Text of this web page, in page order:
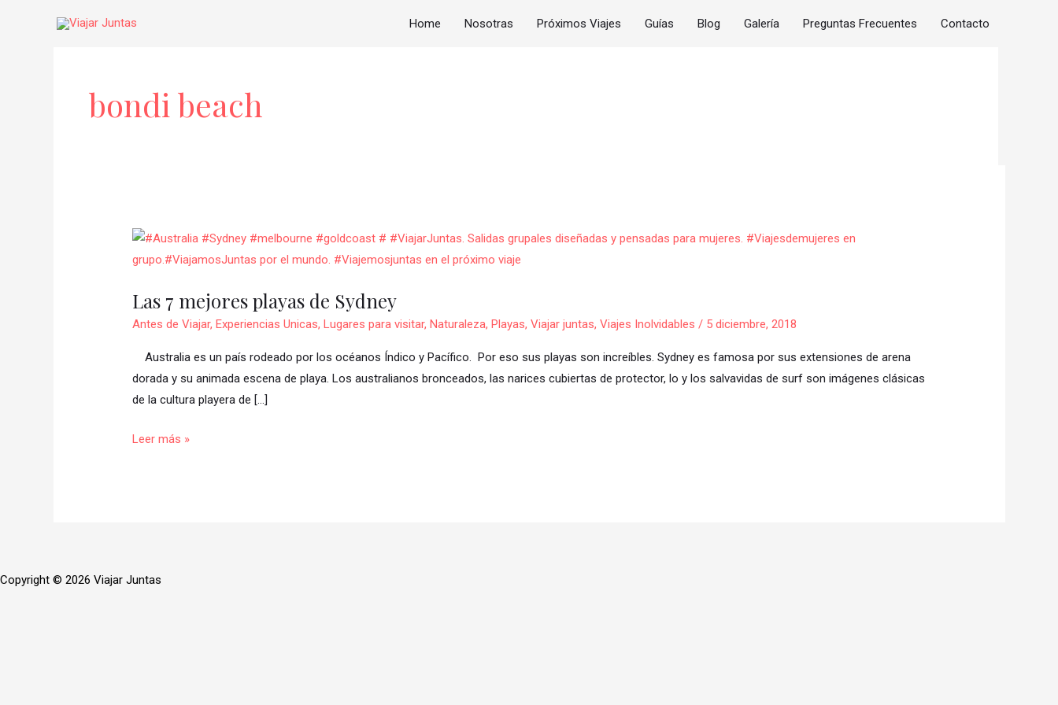
Home Nosotras Próximos Viajes Guías Blog Galería Preguntas Frecuentes Contacto
bondi beach
Las 7 mejores playas de Sydney
Antes de Viajar, Experiencias Unicas, Lugares para visitar, Naturaleza, Playas, Viajar juntas, Viajes Inolvidables / 5 diciembre, 2018
Australia es un país rodeado por los océanos Índico y Pacífico. Por eso sus playas son increíbles. Sydney es famosa por sus extensiones de arena
dorada y su animada escena de playa. Los australianos bronceados, las narices cubiertas de protector, lo y los salvavidas de surf son imágenes clásicas
de la cultura playera de […]
Las
7
playas
de
Leer más »
Copyright © 2026 Viajar Juntas